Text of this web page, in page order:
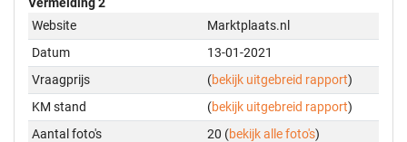
Website
Marktplaats.nl
Datum
13-01-2021
Vraagprijs
(bekijk uitgebreid rapport)
KM stand
(bekijk uitgebreid rapport)
Aantal foto's
20 (bekijk alle foto's)